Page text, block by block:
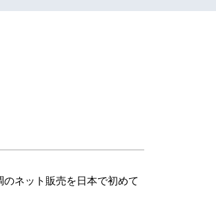
ネット販売を日本で初めて